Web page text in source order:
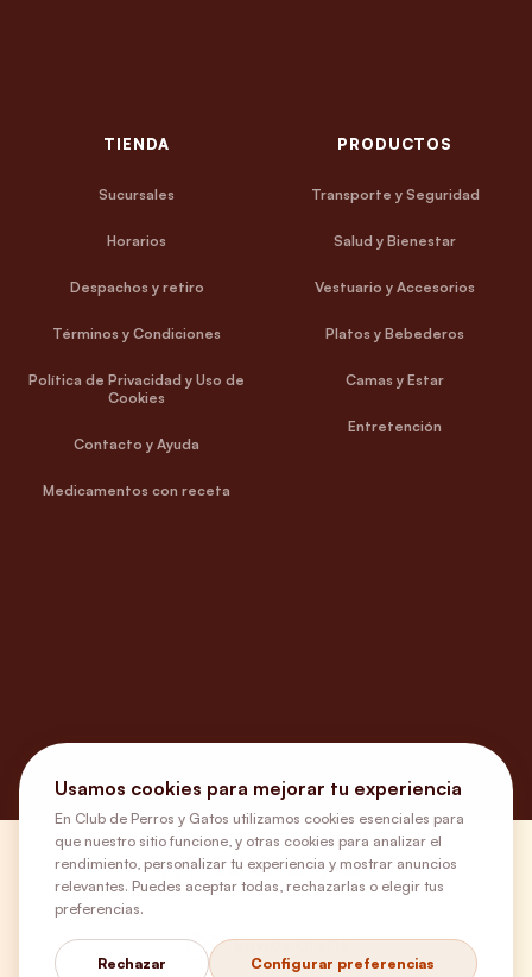
TIENDA
Sucursales
Horarios
Despachos y retiro
Términos y Condiciones
Política de Privacidad y Uso de
Cookies
Contacto y Ayuda
Medicamentos con receta
PRODUCTOS
Transporte y Seguridad
Salud y Bienestar
Vestuario y Accesorios
Platos y Bebederos
Camas y Estar
Entretención
¿Necesitas ayuda?
Envíos Gratis
Usamos cookies para mejorar tu experiencia
En Club de Perros y Gatos utilizamos cookies esenciales para
que nuestro sitio funcione, y otras cookies para analizar el
rendimiento, personalizar tu experiencia y mostrar anuncios
relevantes. Puedes aceptar todas, rechazarlas o elegir tus
preferencias.
Rechazar Configurar preferencias